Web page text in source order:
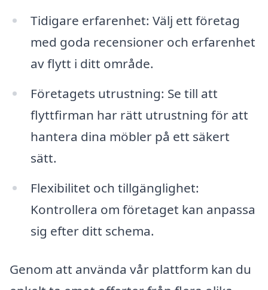
Tidigare erfarenhet: Välj ett företag
med goda recensioner och erfarenhet
av flytt i ditt område.
Företagets utrustning: Se till att
flyttfirman har rätt utrustning för att
hantera dina möbler på ett säkert
sätt.
Flexibilitet och tillgänglighet:
Kontrollera om företaget kan anpassa
sig efter ditt schema.
Genom att använda vår plattform kan du